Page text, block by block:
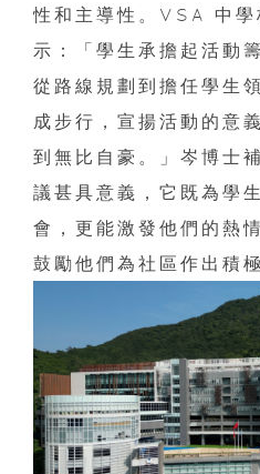
性和主導性。VSA 中學
示：「學生承擔起活動
從路線規劃到擔任學生
成步行，宣揚活動的意
到無比自豪。」岑博士
議甚具意義，它既為學
會，更能激發他們的熱
鼓勵他們為社區作出積